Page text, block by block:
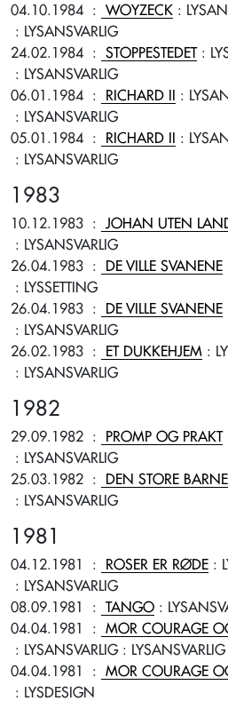
04.10.1984 : WOYZECK :
: LYSANSVARLIG
24.02.1984 : STOPPESTEDET:
: LYSANSVARLIG
06.01.1984 : RICHARD II
:
: LYSANSVARLIG
05.01.1984 : RICHARD II
:
: LYSANSVARLIG
1983
10.12.1983 : JOHAN UTEN
: LYSANSVARLIG
26.04.1983 : DE VILLE SVANENE
: LYSSETTING
26.04.1983 : DE VILLE SVANENE
: LYSANSVARLIG
26.02.1983 : ET DUKKEHJEM :
: LYSANSVARLIG
1982
29.09.1982 : PROMP OG PRAKT
: LYSANSVARLIG
25.03.1982 : DEN STORE
: LYSANSVARLIG
1981
04.12.1981 : ROSER ER RØDE :
: LYSANSVARLIG
08.09.1981
: TANGO :
04.04.1981
:
MOR COURAGE
: LYSANSVARLIG: LYSANSVARLIG
04.04.1981
:
MOR COURAGE
: LYSDESIGN